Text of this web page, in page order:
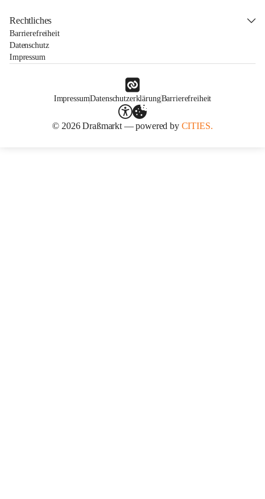
Rechtliches
Barrierefreiheit
Datenschutz
Impressum
ImpressumDatenschutzerklärungBarrierefreiheit
© 2026 Draßmarkt — powered by CITIES.